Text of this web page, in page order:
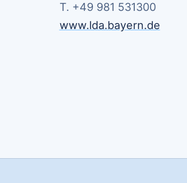
T. +49 981 531300
www.lda.bayern.de